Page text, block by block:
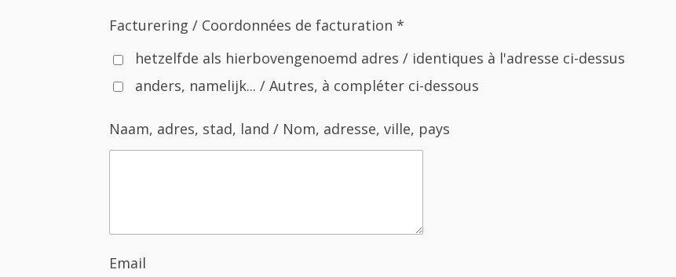
Facturering / Coordonnées de facturation *
hetzelfde als hierbovengenoemd adres / identiques à l'adresse ci-dessus
anders, namelijk... / Autres, à compléter ci-dessous
Naam, adres, stad, land / Nom, adresse, ville, pays
Email